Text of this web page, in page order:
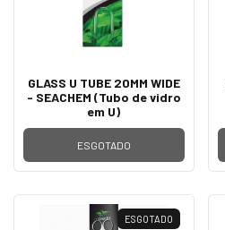
GLASS U TUBE 20MM WIDE
- SEACHEM (Tubo de vidro
em U)
ESGOTADO
ESGOTADO